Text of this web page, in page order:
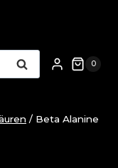
Suchen 0
/ Beta Alanine